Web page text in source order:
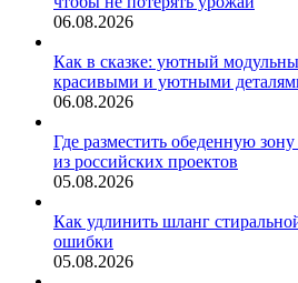
06.08.2026
Как в сказке: уютный
красивыми и уютными
06.08.2026
Где разместить обеденную
из российских проектов
05.08.2026
Как удлинить шланг
ошибки
05.08.2026